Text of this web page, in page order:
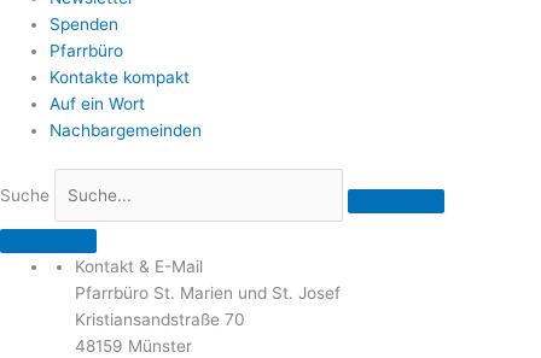
Spenden
Pfarrbüro
Kontakte kompakt
Auf ein Wort
Nachbargemeinden
Suche
Kontakt & E-Mail
Pfarrbüro St. Marien und St. Josef
Kristiansandstraße 70
48159 Münster